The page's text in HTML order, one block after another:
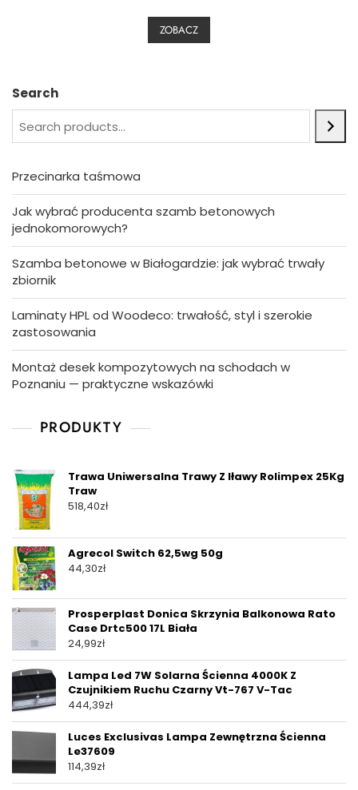
u
ZOBACZ
Search
Przecinarka taśmowa
Jak wybrać producenta szamb betonowych
jednokomorowych?
Szamba betonowe w Białogardzie: jak wybrać trwały
zbiornik
Laminaty HPL od Woodeco: trwałość, styl i szerokie
zastosowania
Montaż desek kompozytowych na schodach w
Poznaniu — praktyczne wskazówki
PRODUKTY
Trawa Uniwersalna Trawy Z Iławy Rolimpex 25Kg
Traw
518,40zł
Agrecol Switch 62,5wg 50g
44,30zł
Prosperplast Donica Skrzynia Balkonowa Rato
Case Drtc500 17L Biała
24,99zł
Lampa Led 7W Solarna Ścienna 4000K Z
Czujnikiem Ruchu Czarny Vt-767 V-Tac
444,39zł
Luces Exclusivas Lampa Zewnętrzna Ścienna
Le37609
114,39zł